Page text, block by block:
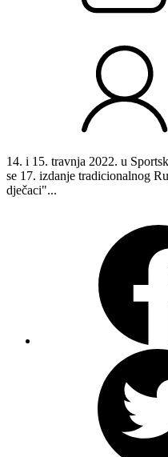
14. i 15. travnja 2022. u
se 17. izdanje tradicionalnog
dječaci"...